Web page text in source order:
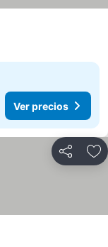
Ver precios
Compartir